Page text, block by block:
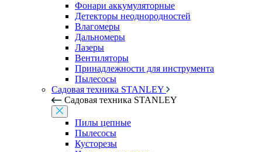
Фонари аккумуляторные
Детекторы неоднородностей
Влагомеры
Дальномеры
Лазеры
Вентиляторы
Принадлежности для инструмента
Пылесосы
Садовая техника STANLEY
Садовая техника STANLEY
Пилы цепные
Пылесосы
Кусторезы